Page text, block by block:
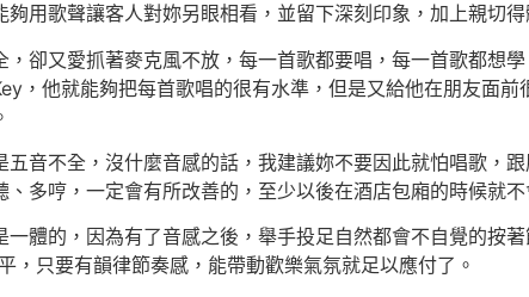
夠用歌聲讓客人對妳另眼相看，並留下深刻印象，加上親切
，卻又愛抓著麥克風不放，每一首歌都要唱，每一首歌都想
，他就能夠把每首歌唱的很有水準，但是又給他在朋友面
五音不全，沒什麼音感的話，我建議妳不要因此就怕唱歌，
、多哼，一定會有所改善的，至少以後在酒店包廂的時候就不
一體的，因為有了音感之後，舉手投足自然都會不自覺的按
，只要有韻律節奏感，能帶動歡樂氣氛就足以應付了。